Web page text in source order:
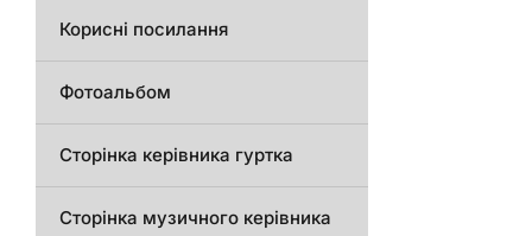
Корисні посилання
Фотоальбом
Сторінка керівника гуртка
Сторінка музичного керівника